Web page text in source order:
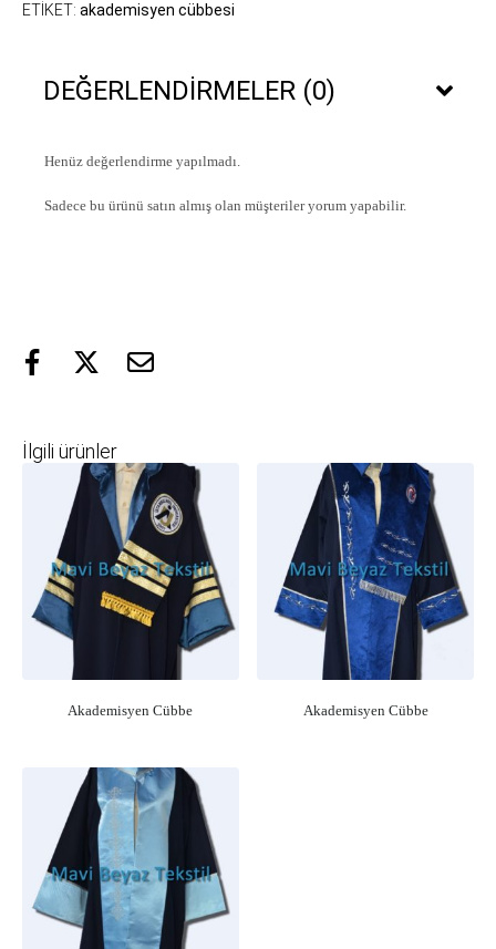
ETIKET: akademisyen cübbesi
DEĞERLENDIRMELER (0)
Henüz değerlendirme yapılmadı.
Sadece bu ürünü satın almış olan müşteriler yorum yapabilir.
İlgili ürünler
Akademisyen Cübbe Akademisyen Cübbe